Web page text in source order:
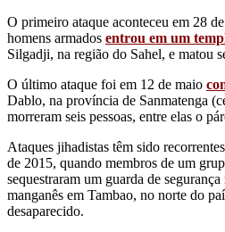
O primeiro ataque aconteceu em 28
homens armados entrou em um
Silgadji, na região do Sahel, e matou
O último ataque foi em 12 de maio
Dablo, na província de Sanmatenga
morreram seis pessoas, entre elas o
Ataques jihadistas têm sido
de 2015, quando membros de um
sequestraram um guarda de
manganês em Tambao, no norte do
desaparecido.